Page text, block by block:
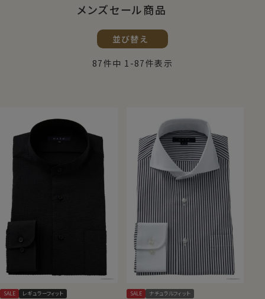
メンズセール商品
並び替え
87件中 1 -87件表示
SALE レギュラーフィット SALE ナチュラルフィット